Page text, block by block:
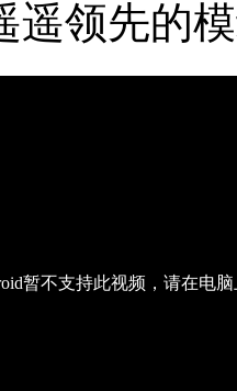
遥领先的
暂不支持此视频，请在电